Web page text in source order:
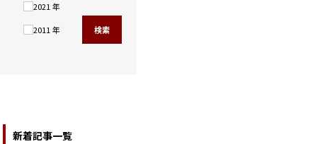
2021 年
2011 年 検索
新着記事一覧